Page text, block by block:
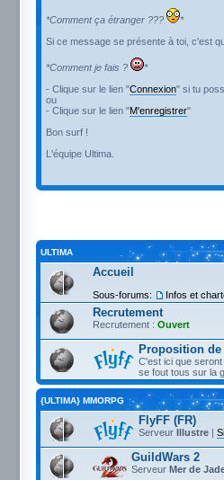
*Comment ça étranger ???
*
Si ce message se présente à toi, c'est
*Comment je fais ?
*
- Clique sur le lien "Connexion" si tu
ou
- Clique sur le lien "M'enregistrer"
Bon surf !
L'équipe Ultima.
ULTIMA
Accueil
Sous-forums: Infos et
Recrutement
Recrutement : Ouvert
Proposition de
C'est ici que
se fout tous sur la
{ULTIMA} MMORPG
FlyFF (FR)
Serveur Illustre |
GuildWars 2
Serveur Mer de